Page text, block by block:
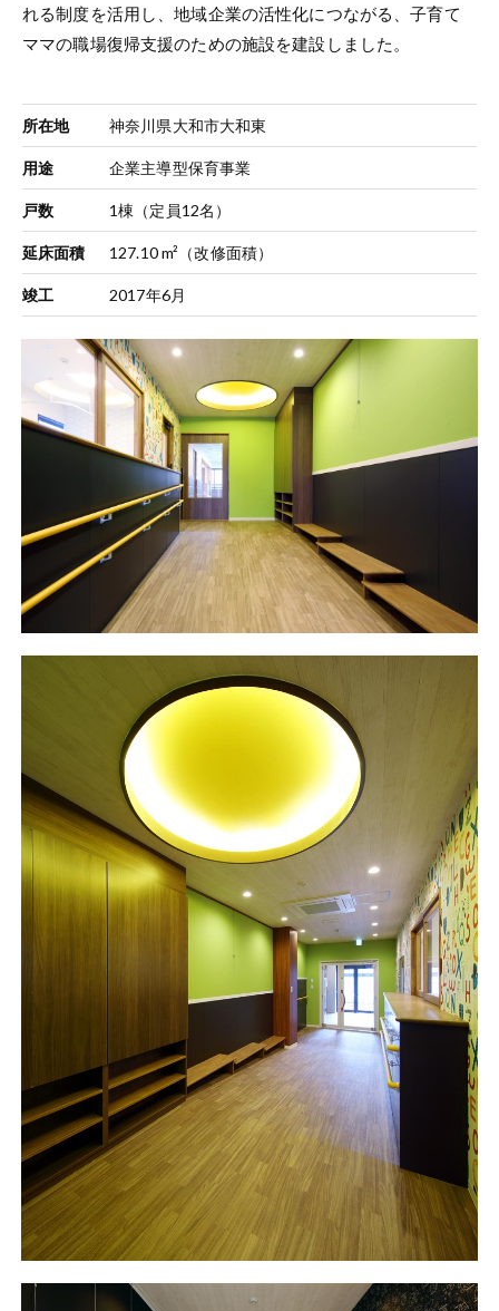
れる制度を活用し、地域企業の活性化につながる、子育て
ママの職場復帰支援のための施設を建設しました。
所在地 神奈川県大和市大和東
用途 企業主導型保育事業
戸数 1棟（定員12名）
延床面積 127.10 m²（改修面積）
竣工 2017年6月